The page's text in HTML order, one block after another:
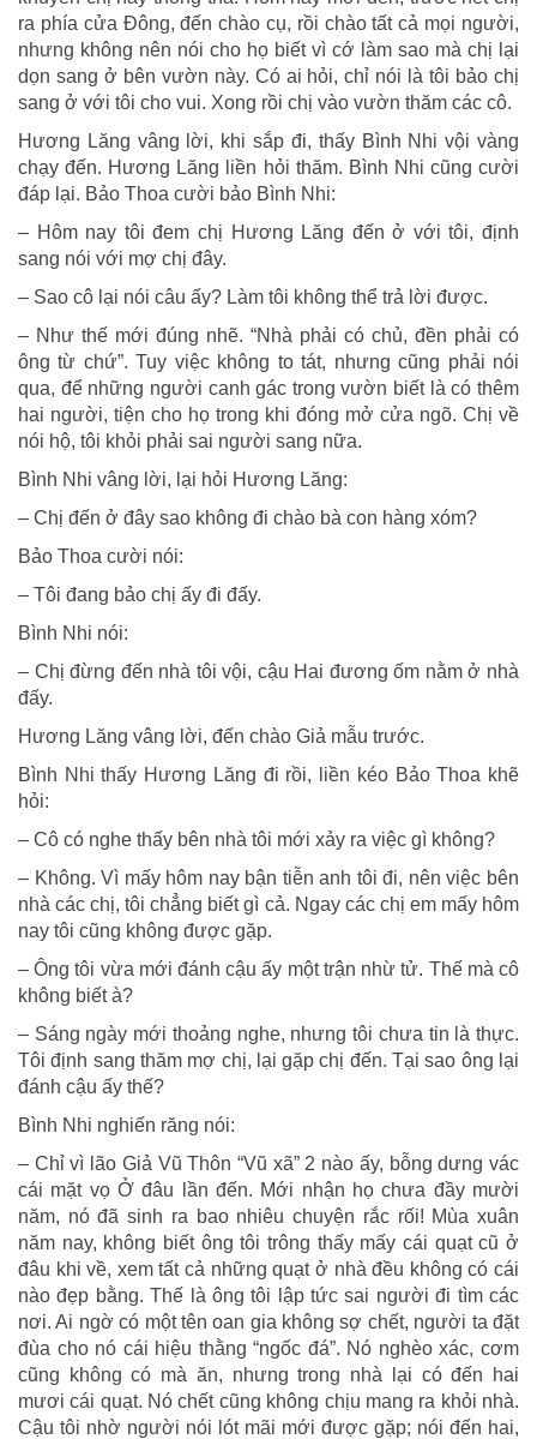
ra phía cửa Đông, đến chào cụ, rồi chào tất cả mọi người,
nhưng không nên nói cho họ biết vì cớ làm sao mà chị lại
dọn sang ở bên vườn này. Có ai hỏi, chỉ nói là tôi bảo chị
sang ở với tôi cho vui. Xong rồi chị vào vườn thăm các cô.
Hương Lăng vâng lời, khi sắp đi, thấy Bình Nhi vội vàng
chạy đến. Hương Lăng liền hỏi thăm. Bình Nhi cũng cười
đáp lại. Bảo Thoa cười bảo Bình Nhi:
– Hôm nay tôi đem chị Hương Lăng đến ở với tôi, định
sang nói với mợ chị đây.
– Sao cô lại nói câu ấy? Làm tôi không thể trả lời được.
– Như thế mới đúng nhẽ. “Nhà phải có chủ, đền phải có
ông từ chứ”. Tuy việc không to tát, nhưng cũng phải nói
qua, để những người canh gác trong vườn biết là có thêm
hai người, tiện cho họ trong khi đóng mở cửa ngõ. Chị về
nói hộ, tôi khỏi phải sai người sang nữa.
Bình Nhi vâng lời, lại hỏi Hương Lăng:
– Chị đến ở đây sao không đi chào bà con hàng xóm?
Bảo Thoa cười nói:
– Tôi đang bảo chị ấy đi đấy.
Bình Nhi nói:
– Chị đừng đến nhà tôi vội, cậu Hai đương ốm nằm ở nhà
đấy.
Hương Lăng vâng lời, đến chào Giả mẫu trước.
Bình Nhi thấy Hương Lăng đi rồi, liền kéo Bảo Thoa khẽ
hỏi:
– Cô có nghe thấy bên nhà tôi mới xảy ra việc gì không?
– Không. Vì mấy hôm nay bận tiễn anh tôi đi, nên việc bên
nhà các chị, tôi chẳng biết gì cả. Ngay các chị em mấy hôm
nay tôi cũng không được gặp.
– Ông tôi vừa mới đánh cậu ấy một trận nhừ tử. Thế mà cô
không biết à?
– Sáng ngày mới thoảng nghe, nhưng tôi chưa tin là thực.
Tôi định sang thăm mợ chị, lại gặp chị đến. Tại sao ông lại
đánh cậu ấy thế?
Bình Nhi nghiến răng nói:
– Chỉ vì lão Giả Vũ Thôn “Vũ xã” 2 nào ấy, bỗng dưng vác
cái mặt vọ Ở đâu lần đến. Mới nhận họ chưa đầy mười
năm, nó đã sinh ra bao nhiêu chuyện rắc rối! Mùa xuân
năm nay, không biết ông tôi trông thấy mấy cái quạt cũ ở
đâu khi về, xem tất cả những quạt ở nhà đều không có cái
nào đẹp bằng. Thế là ông tôi lập tức sai người đi tìm các
nơi. Ai ngờ có một tên oan gia không sợ chết, người ta đặt
đùa cho nó cái hiệu thằng “ngốc đá”. Nó nghèo xác, cơm
cũng không có mà ăn, nhưng trong nhà lại có đến hai
mươi cái quạt. Nó chết cũng không chịu mang ra khỏi nhà.
Cậu tôi nhờ người nói lót mãi mới được gặp; nói đến hai,